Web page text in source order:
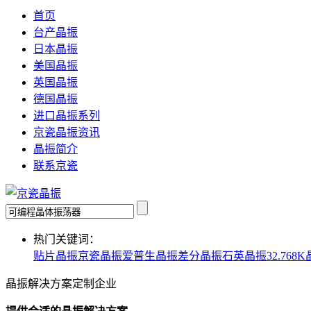
首页
台产晶振
日本晶振
美国晶振
英国晶振
德国晶振
进口晶振系列
京瓷晶振资讯
晶振简介
联系京瓷
热门关键词：
贴片晶振京瓷晶振爱普生晶振差分晶振石英晶振32.768K
晶振解决方案定制企业